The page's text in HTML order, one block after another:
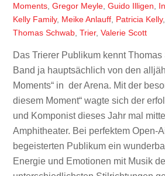
Moments ,Gregor Meyle ,Guido Illigen
Kelly Family, Meike Anlauff Patricia Kelly
Thomas Schwab ,Trier,Valerie Scott
Das Trierer Publikum kennt
Band ja hauptsächlich von den
Moments“ in der Arena. Mit der
diesem Moment“ wagte sich der
und Komponist dieses Jahr mal
Amphitheater. Bei perfektem Open-
begeisterten Publikum ein
Energie und Emotionen mit Musik